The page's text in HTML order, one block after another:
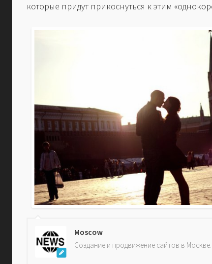
которые придут прикоснуться к этим
Moscow
Создание и продвижение сайтов в